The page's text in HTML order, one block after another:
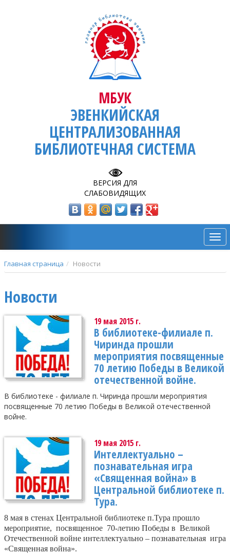
МБУК
ЭВЕНКИЙСКАЯ
ЦЕНТРАЛИЗОВАННАЯ
БИБЛИОТЕЧНАЯ СИСТЕМА
ВЕРСИЯ ДЛЯ
СЛАБОВИДЯЩИХ
Главная страница Новости
Новости
19 мая 2015 г.
В библиотеке-филиале п.
Чиринда прошли
мероприятия посвященные
70 летию Победы в Великой
отечественной войне.
В библиотеке - филиале п. Чиринда прошли мероприятия
посвященные 70 летию Победы в Великой отечественной
войне.
19 мая 2015 г.
Интеллектуально –
познавательная игра
«Священная война» в
Центральной библиотеке п.
Тура.
8 мая в стенах Центральной библиотеке п.Тура прошло
мероприятие, посвященное 70-летию Победы в Великой
Отечественной войне интеллектуально – познавательная игра
«Священная война».